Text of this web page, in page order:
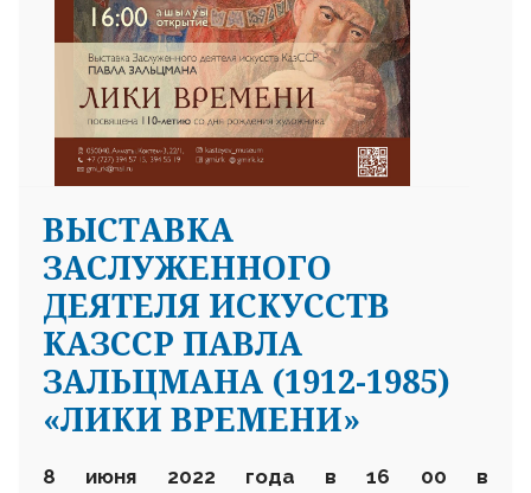
ВЫСТАВКА
ЗАСЛУЖЕННОГО
ДЕЯТЕЛЯ ИСКУССТВ
КАЗССР ПАВЛА
ЗАЛЬЦМАНА (1912-1985)
«ЛИКИ ВРЕМЕНИ»
8 июня 2022 года в 16 00 в